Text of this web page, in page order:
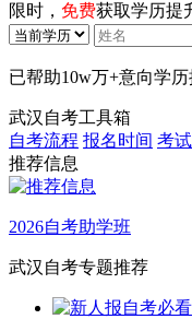
限时， 免费获取学历提
已帮助10w万+意向学
武汉自考工具箱
自考流程 报名时间 考
推荐信息
2026自考助学班
武汉自考专题推荐